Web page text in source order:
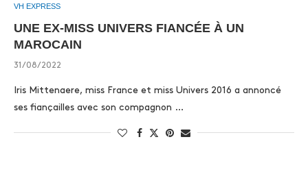
VH EXPRESS
UNE EX-MISS UNIVERS FIANCÉE À UN
MAROCAIN
31/08/2022
Iris Mittenaere, miss France et miss Univers 2016 a annoncé
ses fiançailles avec son compagnon …